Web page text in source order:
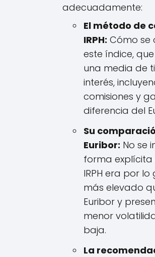
adecuadamente:
El método de
IRPH: Cómo se
este índice,
una media de
interés,
comisiones y
diferencia del
Su
Euribor: No se
forma explícita
IRPH era por lo
más elevado
Euribor y
menor
baja.
La